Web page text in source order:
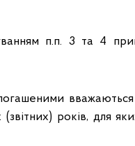
п.п. 3 та 4
вважаються
років, для